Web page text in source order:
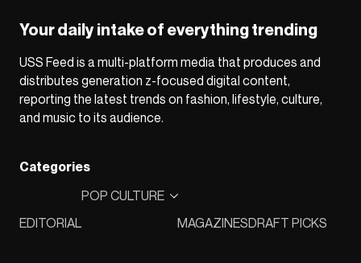
Your daily intake of everything trending
USS Feed is a multi-platform media that produces and
distributes generation z-focused digital content,
reporting the latest trends on fashion, lifestyle, culture,
and music to its audience.
Categories
EDITORIAL
POP CULTURE
MAGAZINESDRAFT PICKS